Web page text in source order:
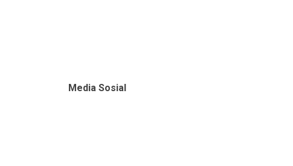
Media Sosial